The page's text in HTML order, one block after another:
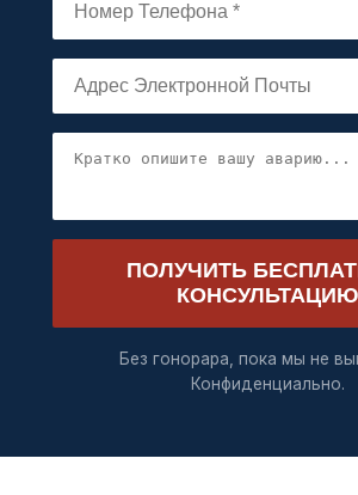
ПОЛУЧИТЬ
КОНСУЛЬТАЦИЮ
Без гонорара, пока мы не
Конфиденциально.